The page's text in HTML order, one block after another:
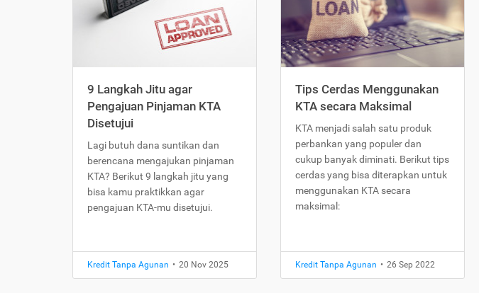
9 Langkah Jitu agar
Pengajuan Pinjaman KTA
Disetujui
Lagi butuh dana suntikan dan
berencana mengajukan pinjaman
KTA? Berikut 9 langkah jitu yang
bisa kamu praktikkan agar
pengajuan KTA-mu disetujui.
Kredit Tanpa Agunan • 20 Nov 2025
Tips Cerdas Menggunakan
KTA secara Maksimal
KTA menjadi salah satu produk
perbankan yang populer dan
cukup banyak diminati. Berikut tips
cerdas yang bisa diterapkan untuk
menggunakan KTA secara
maksimal:
Kredit Tanpa Agunan • 26 Sep 2022